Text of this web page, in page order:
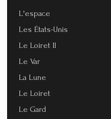
L'espace
Les États-Unis
Le Loiret II
Le Var
La Lune
Le Loiret
Le Gard